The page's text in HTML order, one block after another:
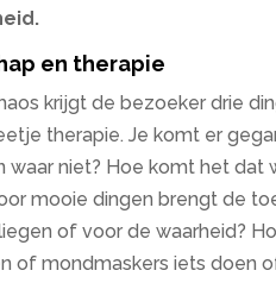
en therapie
krijgt de bezoeker drie
therapie. Je komt er
waar niet? Hoe komt het dat
mooie dingen brengt de
of voor de waarheid?
of mondmaskers iets doen